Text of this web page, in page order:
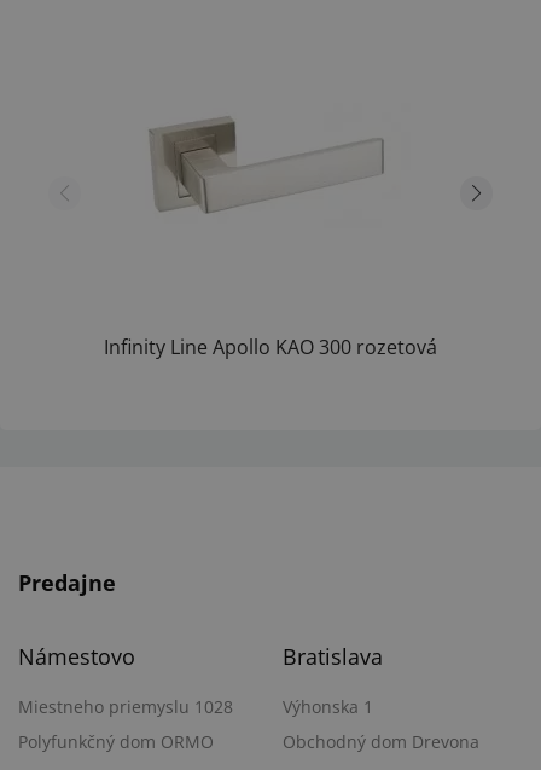
Infinity Line Apollo KAO 300 rozetová
Predajne
Námestovo
Miestneho priemyslu 1028
Polyfunkčný dom ORMO
Bratislava
Výhonska 1
Obchodný dom Drevona